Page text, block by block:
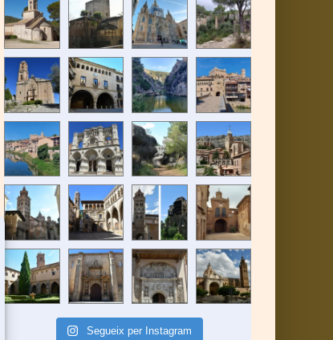
Segueix per Instagram